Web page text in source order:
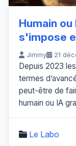
Humain
s'impose
Jimmy 21
Depuis 2023
termes
peut-être de
humain ou IA
Le Labo